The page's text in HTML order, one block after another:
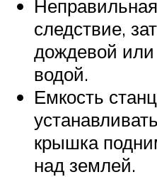
следствие,
дождевой или
водой.
Емкость
крышка
над землей.